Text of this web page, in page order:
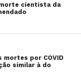
cientista da
mortes por COVID
similar à do